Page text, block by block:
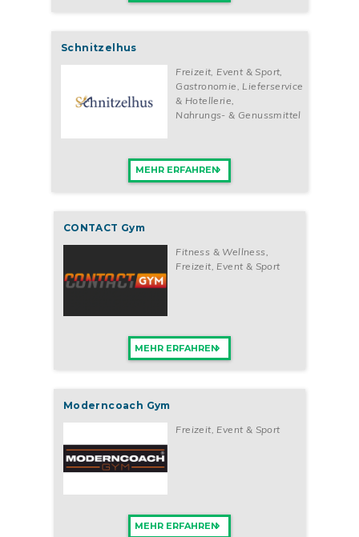
Schnitzelhus
Freizeit, Event & Sport,
Gastronomie, Lieferservice
& Hotellerie,
Nahrungs- & Genussmittel
MEHR ERFAHREN
CONTACT Gym
Fitness & Wellness
Freizeit, Event & Sport
MEHR ERFAHREN
Moderncoach Gym
Freizeit, Event & Sport
MEHR ERFAHREN